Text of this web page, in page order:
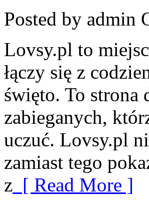
Posted by admin
Lovsy.pl to
łączy się z
święto. To strona
zabieganych,
uczuć. Lovsy.pl
zamiast tego
z [ Read More ]